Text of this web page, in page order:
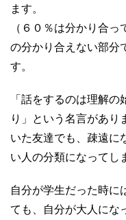
ます。
（６０％は分かり合
の分かり合えない部分
す。
「話をするのは理解
り」という名言があり
いた友達でも、疎遠に
い人の分類になってし
自分が学生だった時に
ても、自分が大人にな